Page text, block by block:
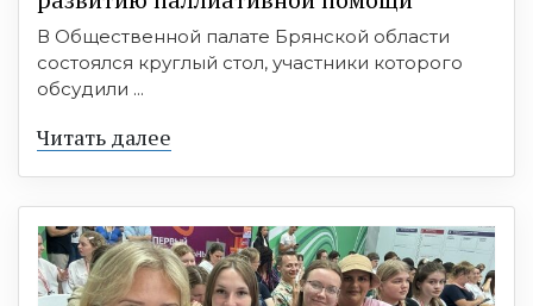
В Общественной палате Брянской области
состоялся круглый стол, участники которого
обсудили ...
Читать далее